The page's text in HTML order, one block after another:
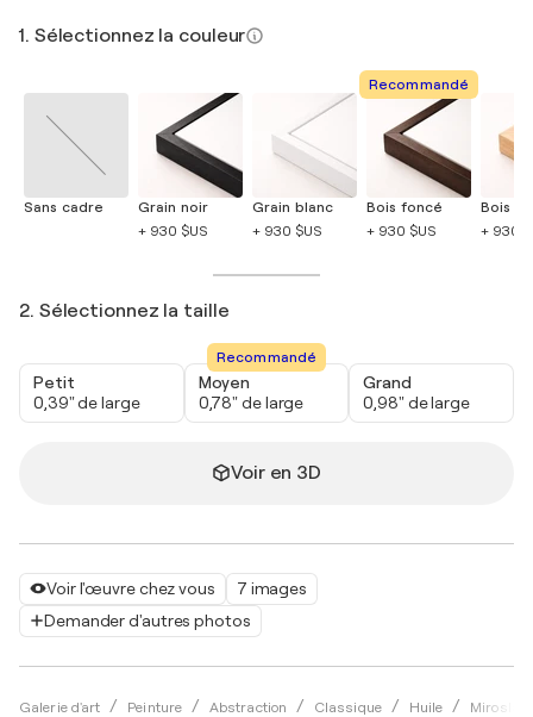
Voir l'œuvre chez vous
7 images
Demander d'autres photos
Galerie d'art Peinture Abstraction Classique Huile
1. Sélectionnez la couleur
Sans cadre
Grain noir
+ 930 $US
Grain blanc
+ 930 $US
Recommandé
Bois foncé
+ 930 $US
Bois
+ 930
2. Sélectionnez la taille
Petit
0,39" de large
Recommandé
Moyen
0,78" de large
Grand
0,98" de large
Voir en 3D